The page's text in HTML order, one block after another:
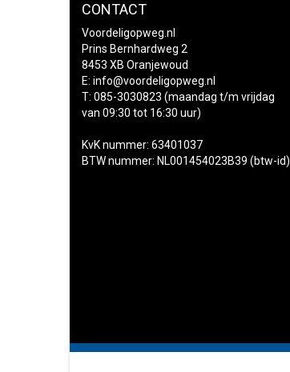
CONTACT
Voordeligopweg.nl
Prins Bernhardweg 2
8453 XB Oranjewoud
E: info@voordeligopweg.nl
T: 085-3030823 (maandag t/m vrijdag
van 09:30 tot 16:30 uur)
KvK nummer: 63401037
BTW nummer: NL001454023B39 (btw-id)